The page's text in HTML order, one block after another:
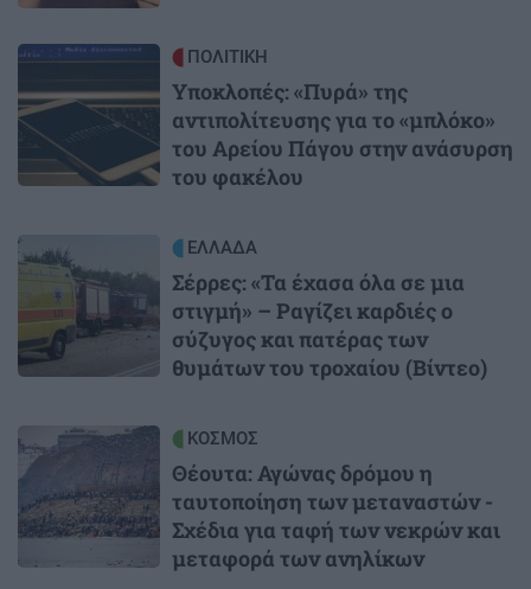
Image ΠΟΛΙΤΙΚΗ
Υποκλοπές: «Πυρά» της
αντιπολίτευσης για το «μπλόκο»
του Αρείου Πάγου στην ανάσυρση
του φακέλου
Image ΕΛΛΑΔΑ
Σέρρες: «Τα έχασα όλα σε μια
στιγμή» – Ραγίζει καρδιές ο
σύζυγος και πατέρας των
θυμάτων του τροχαίου (Βίντεο)
Image ΚΟΣΜΟΣ
Θέουτα: Αγώνας δρόμου η
ταυτοποίηση των μεταναστών -
Σχέδια για ταφή των νεκρών και
μεταφορά των ανηλίκων